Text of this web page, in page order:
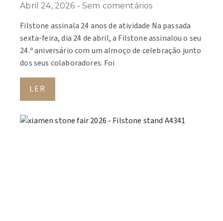
Abril 24, 2026 Sem comentários
Filstone assinala 24 anos de atividade Na passada
sexta-feira, dia 24 de abril, a Filstone assinalou o seu
24.º aniversário com um almoço de celebração junto
dos seus colaboradores. Foi
LER